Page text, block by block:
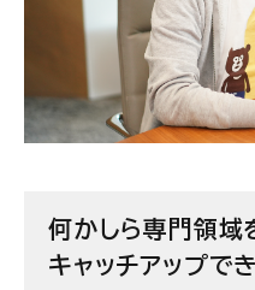
何かしら専門領域
キャッチアップで